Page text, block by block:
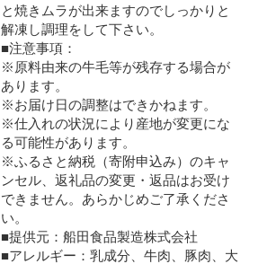
と焼きムラが出来ますのでしっかりと
解凍し調理をして下さい。
■注意事項：
※原料由来の牛毛等が残存する場合が
あります。
※お届け日の調整はできかねます。
※仕入れの状況により産地が変更にな
る可能性があります。
※ふるさと納税（寄附申込み）のキャ
ンセル、返礼品の変更・返品はお受け
できません。あらかじめご了承くださ
い。
■提供元：船田食品製造株式会社
■アレルギー：乳成分、牛肉、豚肉、大